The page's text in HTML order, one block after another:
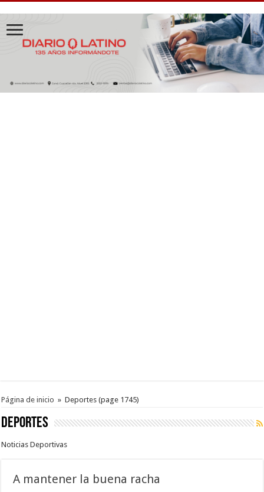
Página de inicio » Deportes (page 1745)
Deportes
Noticias Deportivas
A mantener la buena racha